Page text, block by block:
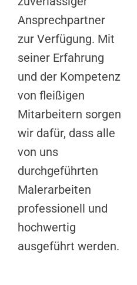
Ansprechpartner
zur Verfügung. Mit
seiner Erfahrung
und der Kompetenz
von fleißigen
Mitarbeitern sorgen
wir dafür, dass alle
von uns
durchgeführten
Malerarbeiten
professionell und
hochwertig
ausgeführt werden.